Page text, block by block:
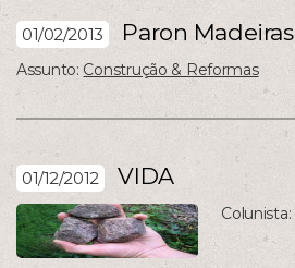
01/02/2013 Paron Madeiras
Assunto: Construção & Reformas
01/12/2012 VIDA
Colunista: